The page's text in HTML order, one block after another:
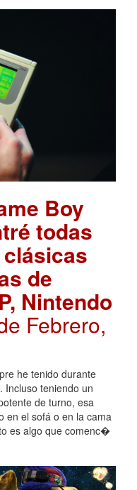
Boy
todas
de
Nintendo
Febrero,
he tenido durante
Incluso teniendo un
de turno, esa
en el sofá o en la cama
es algo que comenc�